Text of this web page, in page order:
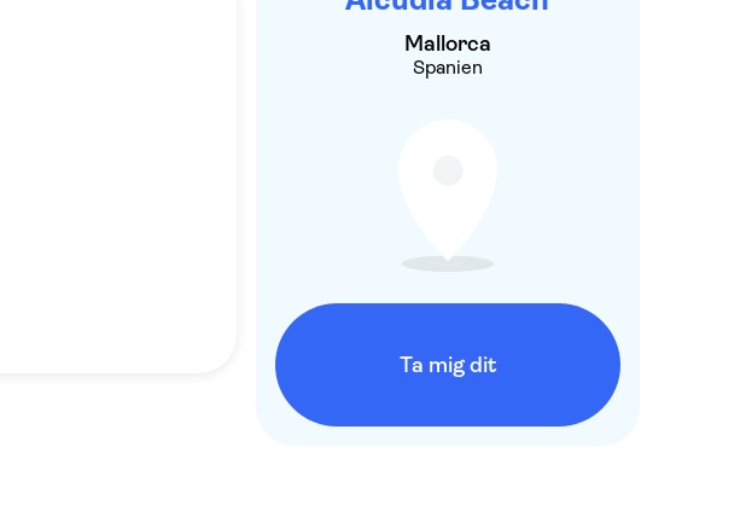
Mallorca
Spanien
Ta mig dit